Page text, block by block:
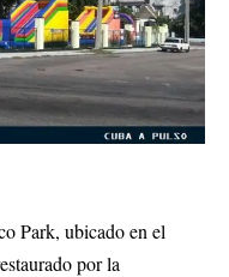
Park, ubicado en el
por la